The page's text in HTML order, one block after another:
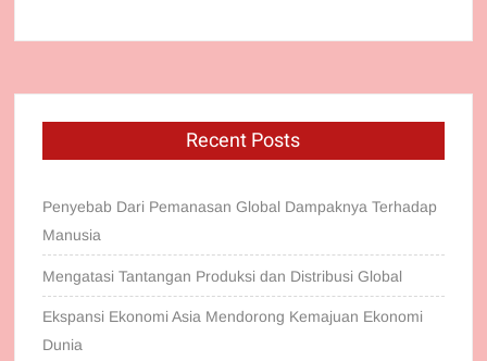
Recent Posts
Penyebab Dari Pemanasan Global Dampaknya Terhadap
Manusia
Mengatasi Tantangan Produksi dan Distribusi Global
Ekspansi Ekonomi Asia Mendorong Kemajuan Ekonomi
Dunia